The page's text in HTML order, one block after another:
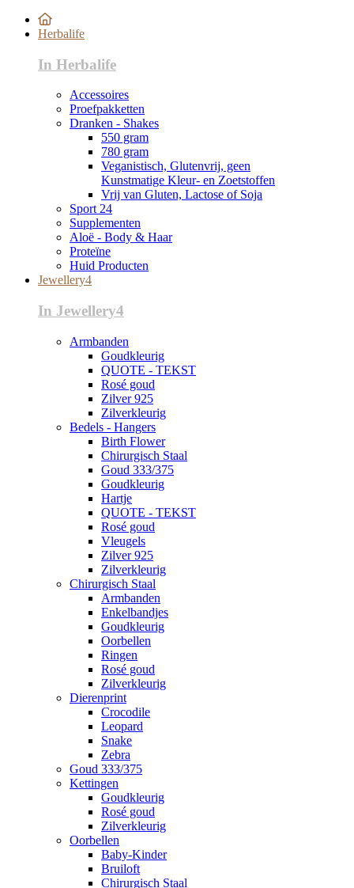
Herbalife
In Herbalife
Accessoires
Proefpakketten
Dranken - Shakes
550 gram
780 gram
Veganistisch, Glutenvrij, geen
Kunstmatige Kleur- en Zoetstoffen
Vrij van Gluten, Lactose of Soja
Sport 24
Supplementen
Aloë - Body & Haar
Proteïne
Huid Producten
Jewellery4
In Jewellery4
Armbanden
Goudkleurig
QUOTE - TEKST
Rosé goud
Zilver 925
Zilverkleurig
Bedels - Hangers
Birth Flower
Chirurgisch Staal
Goud 333/375
Goudkleurig
Hartje
QUOTE - TEKST
Rosé goud
Vleugels
Zilver 925
Zilverkleurig
Chirurgisch Staal
Armbanden
Enkelbandjes
Goudkleurig
Oorbellen
Ringen
Rosé goud
Zilverkleurig
Dierenprint
Crocodile
Leopard
Snake
Zebra
Goud 333/375
Kettingen
Goudkleurig
Rosé goud
Zilverkleurig
Oorbellen
Baby-Kinder
Bruiloft
Chirurgisch Staal